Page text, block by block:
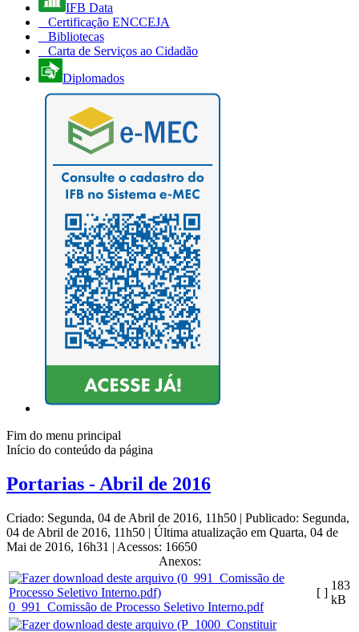
IFB Data
Certificação ENCCEJA
Bibliotecas
Carta de Serviços ao Cidadão
Diplomados
Fim do menu principal
Início do conteúdo da página
Portarias - Abril de 2016
Criado: Segunda, 04 de Abril de 2016, 11h50 | Publicado: Segunda,
04 de Abril de 2016, 11h50 | Última atualização em Quarta, 04 de
Mai de 2016, 16h31 | Acessos: 16650
Anexos:
0_991_Comissão de Processo Seletivo Interno.pdf
[ ]
183
kB